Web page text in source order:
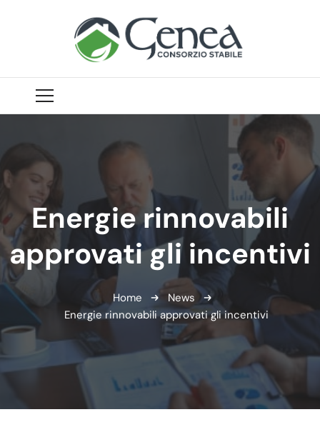
Energie rinnovabili
approvati gli incentivi
Home
News
Energie rinnovabili approvati gli incentivi